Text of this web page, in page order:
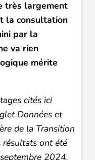
très largement
la consultation
par la
va rien
mérite
cités ici
Données et
de la Transition
résultats ont été
2024.